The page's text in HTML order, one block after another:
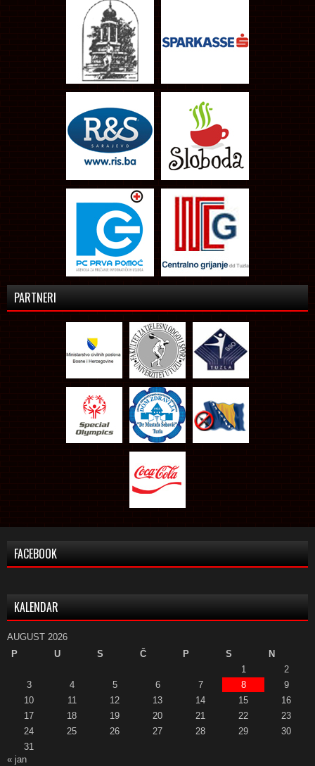
PARTNERI
FACEBOOK
KALENDAR
AUGUST 2026
P
U S Č P S
N
1
2
3
4 5 6 7 8
9
10
11 12 13 14 15
16
17
18 19 20 21 22
23
24
25 26 27 28 29
30
31
« jan